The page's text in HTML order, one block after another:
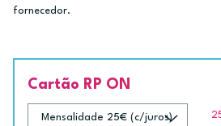
energética
fornecedor.
Cartão RP ON